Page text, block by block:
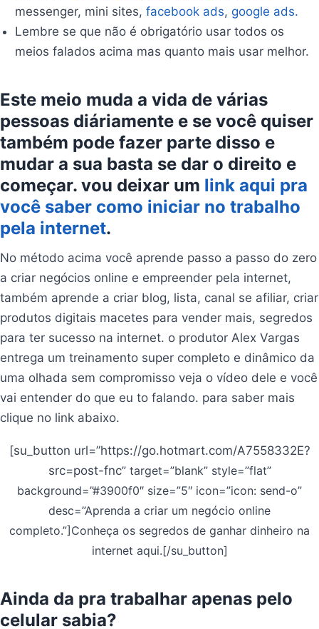
messenger, mini sites, facebook ads, google ads.
Lembre se que não é obrigatório usar todos os
meios falados acima mas quanto mais usar melhor.
Este meio muda a vida de várias
pessoas diáriamente e se você quiser
também pode fazer parte disso e
mudar a sua basta se dar o direito e
começar. vou deixar um link aqui pra
você saber como iniciar no trabalho
pela internet.
No método acima você aprende passo a passo do zero
a criar negócios online e empreender pela internet,
também aprende a criar blog, lista, canal se afiliar, criar
produtos digitais macetes para vender mais, segredos
para ter sucesso na internet. o produtor Alex Vargas
entrega um treinamento super completo e dinâmico da
uma olhada sem compromisso veja o vídeo dele e você
vai entender do que eu to falando. para saber mais
clique no link abaixo.
[su_button url=”https://go.hotmart.com/A7558332E?
src=post-fnc” target=”blank” style=”flat”
background=”#3900f0″ size=”5″ icon=”icon: send-o”
desc=”Aprenda a criar um negócio online
completo.”]Conheça os segredos de ganhar dinheiro na
internet aqui.[/su_button]
Ainda da pra trabalhar apenas pelo
celular sabia?